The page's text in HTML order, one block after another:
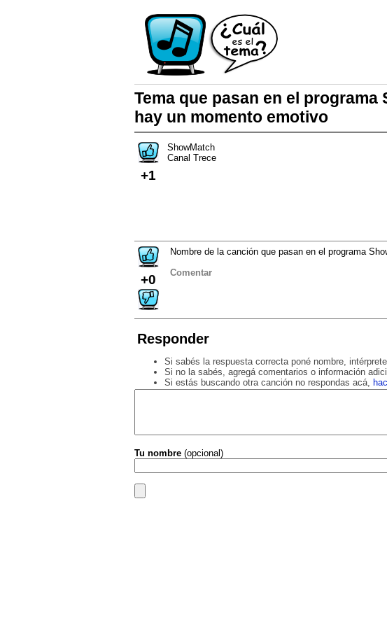
Tema que pasan en el programa
hay un momento emotivo
+1
ShowMatch
Canal Trece
+0
Nombre de la canción que pasan en el programa
Comentar
Responder
Si sabés la respuesta correcta poné nombre,
Si no la sabés, agregá comentarios o información
Si estás buscando otra canción no respondas acá,
Tu nombre (opcional)